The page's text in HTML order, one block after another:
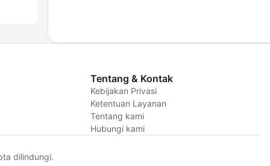
Tentang & Kontak
Kebijakan Privasi
Ketentuan Layanan
Tentang kami
Hubungi kami
dilindungi.